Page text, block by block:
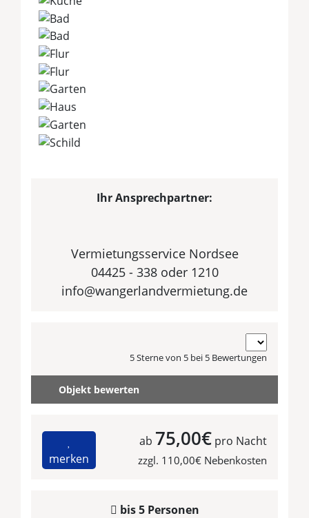
Ihr Ansprechpartner:
Vermietungsservice Nordsee
04425 - 338 oder 1210
info@wangerlandvermietung.de
5 Sterne von 5 bei 5 Bewertungen
Objekt bewerten
merken
ab 75,00€ pro Nacht
zzgl. 110,00€ Nebenkosten
bis 5 Personen